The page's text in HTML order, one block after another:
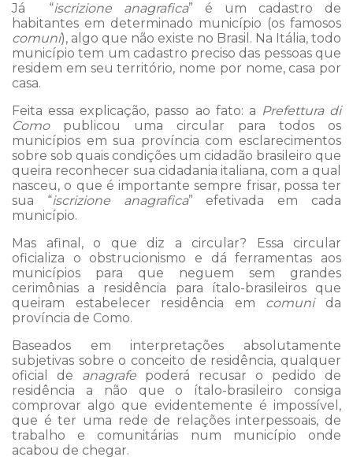
Já “iscrizione anagrafica” é um cadastro de
habitantes em determinado município (os famosos
comuni), algo que não existe no Brasil. Na Itália, todo
município tem um cadastro preciso das pessoas que
residem em seu território, nome por nome, casa por
casa.
Feita essa explicação, passo ao fato: a Prefettura di
Comopublicou uma circular para todos os
municípios em sua província com esclarecimentos
sobre sob quais condições um cidadão brasileiro que
queira reconhecer sua cidadania italiana, com a qual
nasceu, o que é importante sempre frisar, possa ter
sua “iscrizione anagrafica” efetivada em cada
município.
Mas afinal, o que diz a circular? Essa circular
oficializa o obstrucionismo e dá ferramentas aos
municípios para que neguem sem grandes
cerimônias a residência para ítalo-brasileiros que
queiram estabelecer residência em comuni da
província de Como.
Baseados em interpretações absolutamente
subjetivas sobre o conceito de residência, qualquer
oficial de anagrafe poderá recusar o pedido de
residência a não que o ítalo-brasileiro consiga
comprovar algo que evidentemente é impossível,
que é ter uma rede de relações interpessoais, de
trabalho e comunitárias num município onde
acabou de chegar.